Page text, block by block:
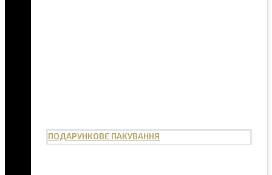
ПОДАРУНКОВЕ ПАКУВАННЯ